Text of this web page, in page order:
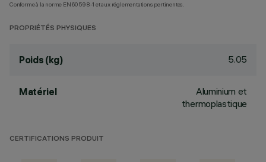
Conforme à la norme EN60598-1 et aux réglementations pertinentes.
PROPRIÉTÉS PHYSIQUES
Poids (kg) 5.05
Matériel
Aluminium et
thermoplastique
CERTIFICATIONS PRODUIT